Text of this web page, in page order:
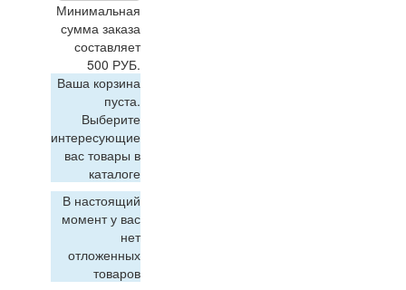
Минимальная
сумма заказа
составляет
500 РУБ.
Ваша корзина
пуста.
Выберите
интересующие
вас товары в
каталоге
В настоящий
момент у вас
нет
отложенных
товаров